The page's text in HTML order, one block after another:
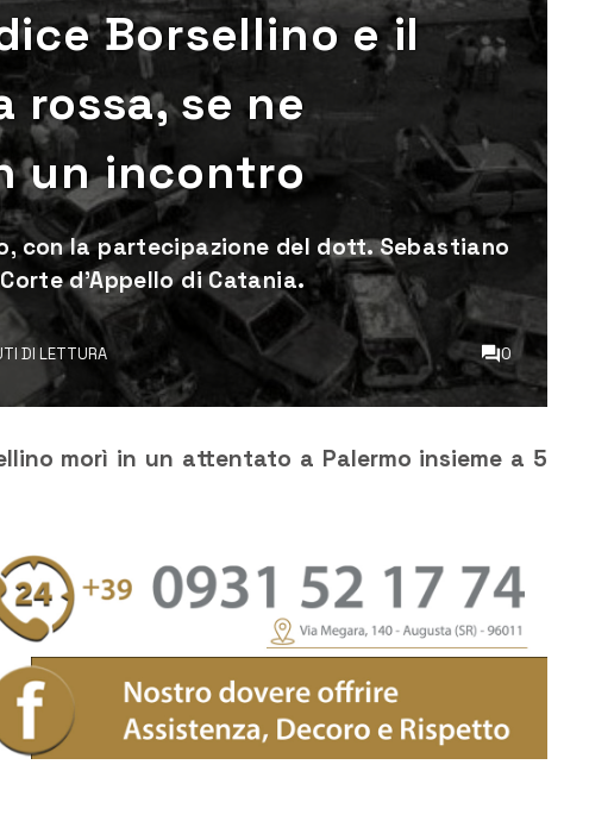
Borsellino e il
rossa, se ne
un incontro
con la partecipazione del dott. Sebastiano
d'Appello di Catania.
DI LETTURA 0
morì in un attentato a Palermo insieme a 5